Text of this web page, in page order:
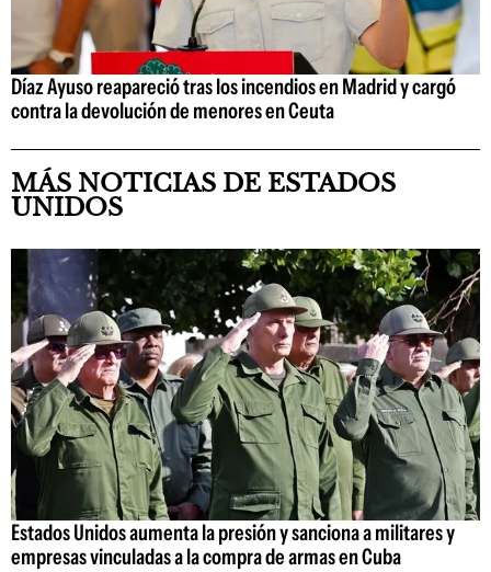
Díaz Ayuso reapareció tras los incendios en Madrid y cargó
contra la devolución de menores en Ceuta
MÁS NOTICIAS DE ESTADOS
UNIDOS
Estados Unidos aumenta la presión y sanciona a militares y
empresas vinculadas a la compra de armas en Cuba